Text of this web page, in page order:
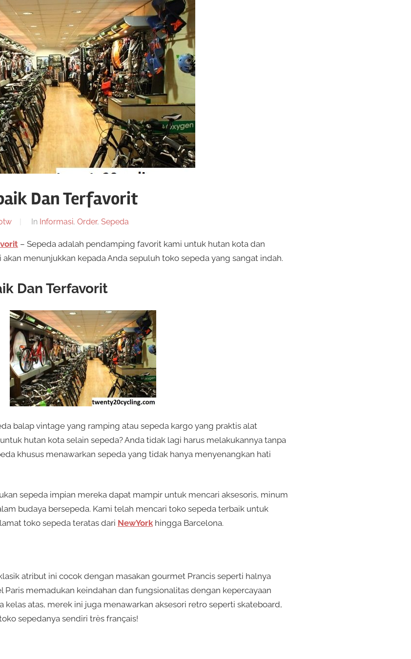
Dan Terfavorit
In Informasi, Order, Sepeda
– Sepeda adalah pendamping favorit kami untuk hutan kota dan
menunjukkan kepada Anda sepuluh toko sepeda yang sangat indah.
Dan Terfavorit
balap vintage yang ramping atau sepeda kargo yang praktis alat
hutan kota selain sepeda? Anda tidak lagi harus melakukannya tanpa
khusus menawarkan sepeda yang tidak hanya menyenangkan hati
sepeda impian mereka dapat mampir untuk mencari aksesoris, minum
budaya bersepeda. Kami telah mencari toko sepeda terbaik untuk
toko sepeda teratas dari NewYorkhingga Barcelona.
atribut ini cocok dengan masakan gourmet Prancis seperti halnya
Paris memadukan keindahan dan fungsionalitas dengan kepercayaan
kelas atas, merek ini juga menawarkan aksesori retro seperti skateboard,
sepedanya sendiri très français!